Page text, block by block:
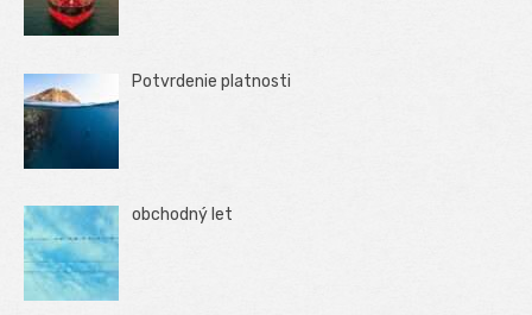
Potvrdenie platnosti
obchodný let